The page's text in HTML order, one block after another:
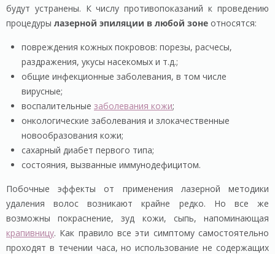
будут устранены. К числу противопоказаний к проведению
процедуры лазерной эпиляции в любой зоне относятся:
повреждения кожных покровов: порезы, расчесы,
раздражения, укусы насекомых и т.д.;
общие инфекционные заболевания, в том числе
вирусные;
воспалительные заболевания кожи;
онкологические заболевания и злокачественные
новообразования кожи;
сахарный диабет первого типа;
состояния, вызванные иммунодефицитом.
Побочные эффекты от применения лазерной методики
удаления волос возникают крайне редко. Но все же
возможны покраснение, зуд кожи, сыпь, напоминающая
крапивницу. Как правило все эти симптому самостоятельно
проходят в течении часа, но использование не содержащих